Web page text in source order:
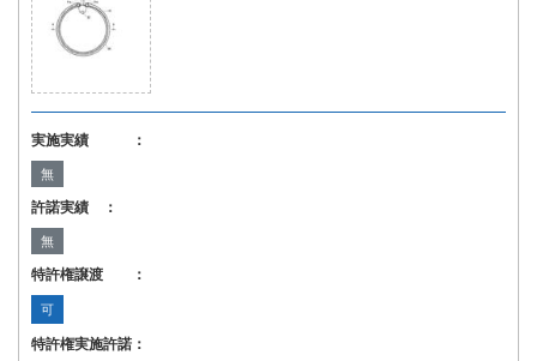
実施実績 ：
無
許諾実績 ：
無
特許権譲渡 ：
可
特許権実施許諾：